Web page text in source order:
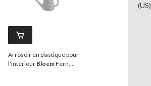
Arrosoir en plastique pour
l'intérieur BloemFern,
(US)